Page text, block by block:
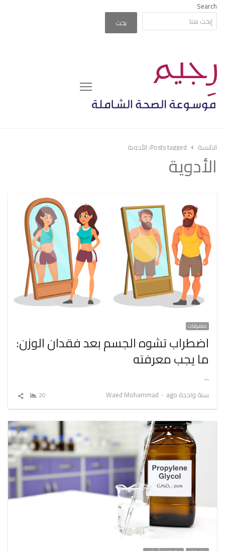
Search
بحث
Menu
الرئيسة Posts tagged: الأدوية
الأدوية
متفرقات
اضطراب تشوه الجسم بعد فقدان الوزن:
ما يجب معرفته
…
سنة واحدة ago
Author
Waed Mohammad
20
شارك